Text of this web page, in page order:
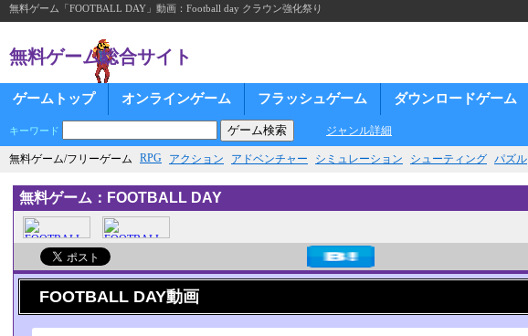
無料ゲーム「FOOTBALL DAY」動画：Football day クラウン強化祭り
無料ゲーム総合サイト
ゲームトップ オンラインゲーム フラッシュゲーム ダウンロードゲーム
キーワード ジャンル詳細
無料ゲーム/フリーゲーム RPG アクション アドベンチャー シミュレーション シューティング パズル
無料ゲーム：FOOTBALL DAY
FOOTBALL DAY動画